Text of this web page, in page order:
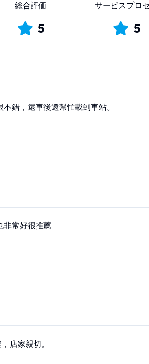
総合評価
5
サービスプロ
5
錯，還車後還幫忙載到車站。
非常好很推薦
店家親切。